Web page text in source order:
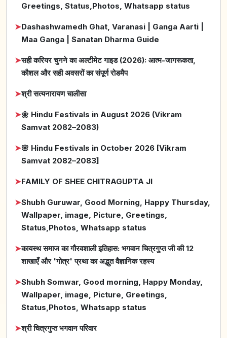
Greetings, Status,Photos, Whatsapp status
➤Dashashwamedh Ghat, Varanasi | Ganga Aarti |
Maa Ganga | Sanatan Dharma Guide
➤सही करियर चुनने का अल्टीमेट गाइड (2026): आत्म-जागरूकता,
कौशल और सही अवसरों का संपूर्ण रोडमैप
➤श्री सत्यनारायण चालीसा
➤🌼 Hindu Festivals in August 2026 (Vikram
Samvat 2082–2083)
➤🌸 Hindu Festivals in October 2026 [Vikram
Samvat 2082–2083]
➤FAMILY OF SHEE CHITRAGUPTA JI
➤Shubh Guruwar, Good Morning, Happy Thursday,
Wallpaper, image, Picture, Greetings,
Status,Photos, Whatsapp status
➤कायस्थ समाज का गौरवशाली इतिहास: भगवान चित्रगुप्त जी की 12
शाखाएँ और 'गोत्र' प्रथा का अद्भुत वैज्ञानिक रहस्य
➤Shubh Somwar, Good morning, Happy Monday,
Wallpaper, image, Picture, Greetings,
Status,Photos, Whatsapp status
➤श्री चित्रगुप्त भगवान परिवार